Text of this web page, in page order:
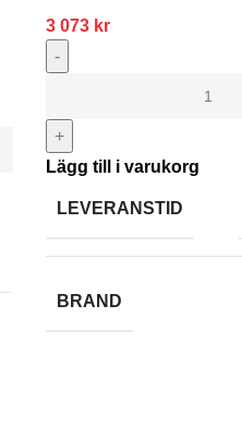
3 073 kr
-
+
Lägg till i varukorg
LEVERANSTID
BRAND